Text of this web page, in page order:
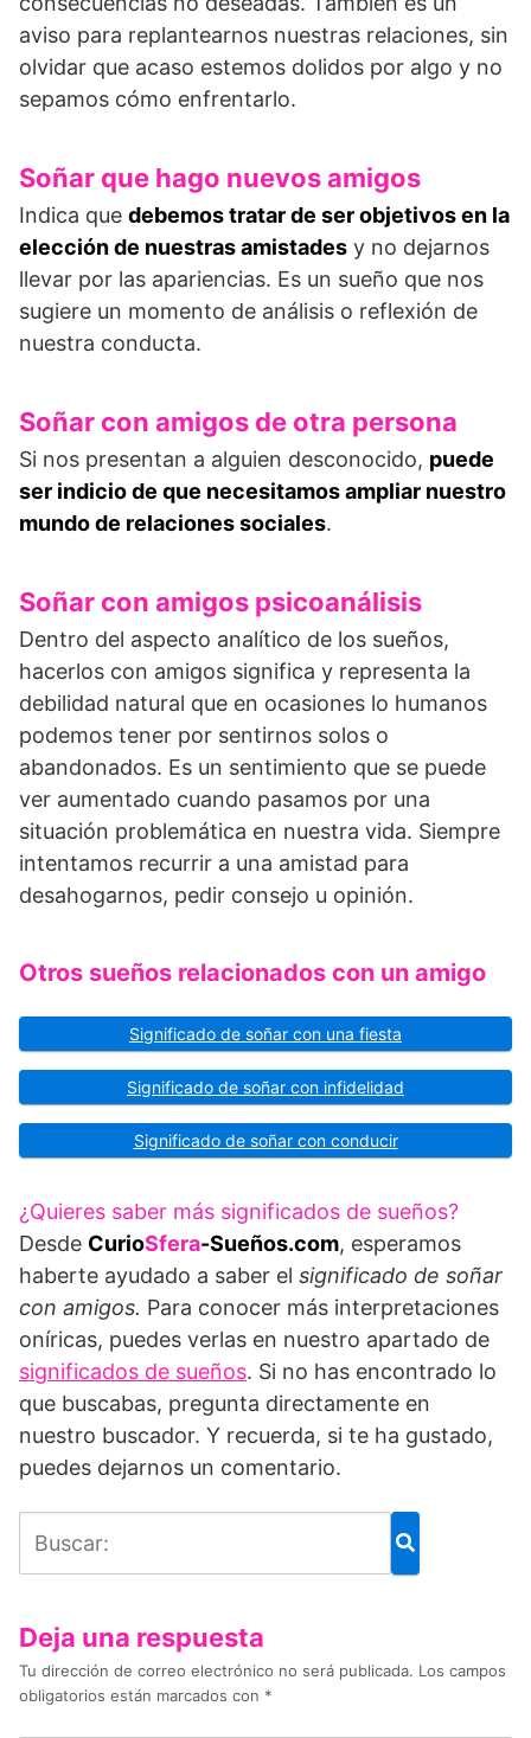
aviso para replantearnos nuestras relaciones, sin
olvidar que acaso estemos dolidos por algo y no
sepamos cómo enfrentarlo.
Soñar que hago nuevos amigos
Indica que debemos tratar de ser objetivos en la
elección de nuestras amistades y no dejarnos
llevar por las apariencias. Es un sueño que nos
sugiere un momento de análisis o reflexión de
nuestra conducta.
Soñar con amigos de otra persona
Si nos presentan a alguien desconocido, puede
ser indicio de que necesitamos ampliar nuestro
mundo de relaciones sociales.
Soñar con amigos psicoanálisis
Dentro del aspecto analítico de los sueños,
hacerlos con amigos significa y representa la
debilidad natural que en ocasiones lo humanos
podemos tener por sentirnos solos o
abandonados. Es un sentimiento que se puede
ver aumentado cuando pasamos por una
situación problemática en nuestra vida. Siempre
intentamos recurrir a una amistad para
desahogarnos, pedir consejo u opinión.
Otros sueños relacionados con un amigo
Significado de soñar con una fiesta
Significado de soñar con infidelidad
Significado de soñar con conducir
¿Quieres saber más significados de sueños?
Desde CurioSfera-Sueños.com, esperamos
haberte ayudado a saber el significado de soñar
con amigos. Para conocer más interpretaciones
oníricas, puedes verlas en nuestro apartado de
significados de sueños. Si no has encontrado lo
que buscabas, pregunta directamente en
nuestro buscador. Y recuerda, si te ha gustado,
puedes dejarnos un comentario.
Deja una respuesta
Tu dirección de correo electrónico no será publicada. Los campos
obligatorios están marcados con *